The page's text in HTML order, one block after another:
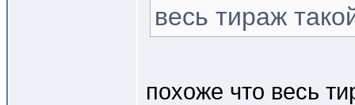
весь тираж
похоже что весь